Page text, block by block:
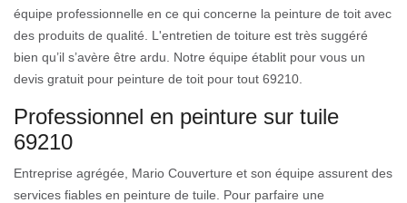
équipe professionnelle en ce qui concerne la peinture de toit avec
des produits de qualité. L'entretien de toiture est très suggéré
bien qu’il s’avère être ardu. Notre équipe établit pour vous un
devis gratuit pour peinture de toit pour tout 69210.
Professionnel en peinture sur tuile
69210
Entreprise agrégée, Mario Couverture et son équipe assurent des
services fiables en peinture de tuile. Pour parfaire une